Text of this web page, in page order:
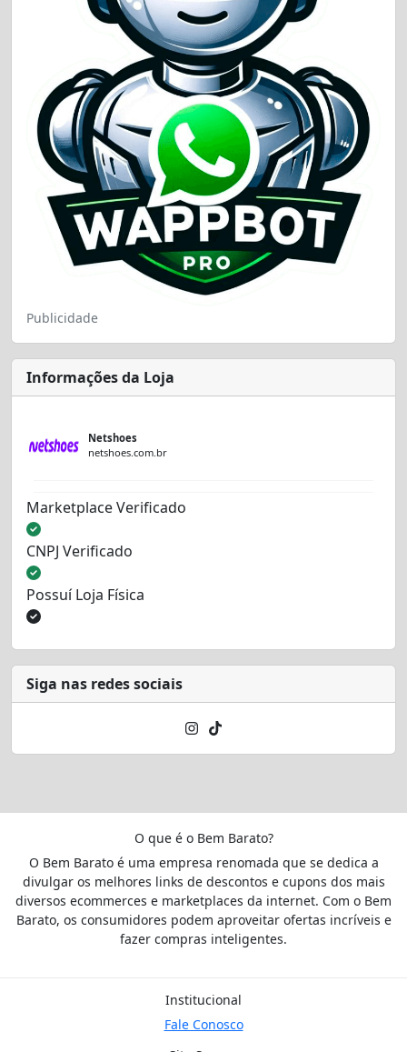
Publicidade
Informações da Loja
Netshoes
netshoes.com.br
Marketplace Verificado
CNPJ Verificado
Possuí Loja Física
Siga nas redes sociais
O que é o Bem Barato?
O Bem Barato é uma empresa renomada que se dedica a
divulgar os melhores links de descontos e cupons dos mais
diversos ecommerces e marketplaces da internet. Com o Bem
Barato, os consumidores podem aproveitar ofertas incríveis e
fazer compras inteligentes.
Institucional
Fale Conosco